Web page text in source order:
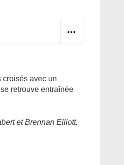
croisés avec un
retrouve entraînée
et Brennan Elliott.